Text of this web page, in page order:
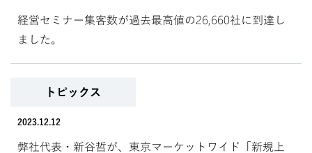
経営セミナー集客数が過去最高値の26,660社に到達し
ました。
トピックス
2023.12.12
弊社代表・新谷哲が、東京マーケットワイド「新規上